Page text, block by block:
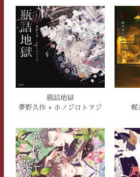
瓶詰地獄
夢野久作 + ホノジロトヲジ
梶